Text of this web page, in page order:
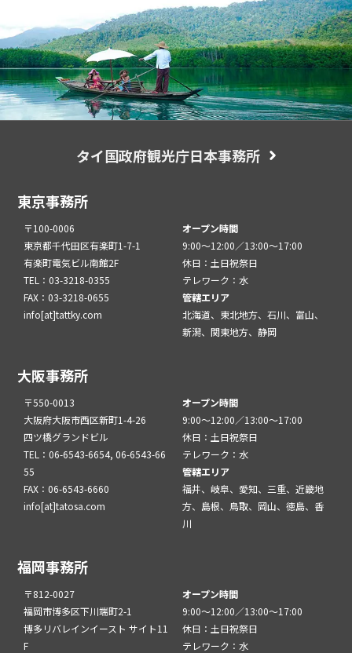
タイ国政府観光庁日本事務所
東京事務所
〒100-0006
東京都千代田区有楽町1-7-1
有楽町電気ビル南館2F
TEL：03-3218-0355
FAX：03-3218-0655
info[at]tattky.com
オープン時間
9:00～12:00／13:00～17:00
休日：土日祝祭日
テレワーク：水
管轄エリア
北海道、東北地方、石川、富山、
新潟、関東地方、静岡
大阪事務所
〒550-0013
大阪府大阪市西区新町1-4-26
四ツ橋グランドビル
TEL：06-6543-6654, 06-6543-66
55
FAX：06-6543-6660
info[at]tatosa.com
オープン時間
9:00～12:00／13:00～17:00
休日：土日祝祭日
テレワーク：水
管轄エリア
福井、岐阜、愛知、三重、近畿地
方、島根、鳥取、岡山、徳島、香
川
福岡事務所
〒812-0027
福岡市博多区下川端町2-1
博多リバレインイースト サイト11
F
オープン時間
9:00～12:00／13:00～17:00
休日：土日祝祭日
テレワーク：水